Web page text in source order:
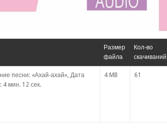
Размер
файла
Кол-во
скачиваний
песни: «Ахай-ахай», Дата
4 мин. 12 сек.
4 MB 61